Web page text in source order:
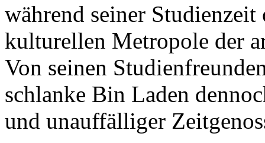
während seiner
kulturellen Metropole der
Von seinen
schlanke Bin Laden
und unauffälliger